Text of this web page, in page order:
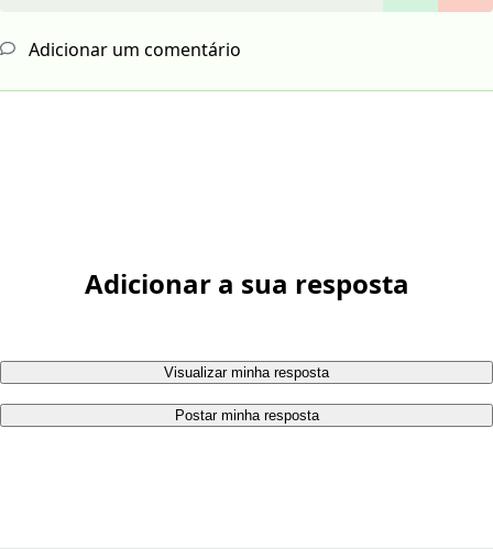
Adicionar um comentário
Adicionar a sua resposta
Visualizar minha resposta
Postar minha resposta